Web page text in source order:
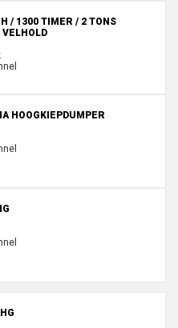
/ velhold
/ 1300 TIMER / 2 TONS
HOOGKIEPDUMPER